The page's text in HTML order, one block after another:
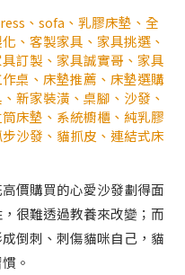
、 sofa 、 乳膠床墊 、 全
、 客製家具 、 家具挑選 、
訂製 、 家具誠實哥 、 家具
桌 、 床墊推薦 、 床墊選購
、 新家裝潢 、 桌腳 、 沙發 、
床墊 、 系統櫥櫃 、 純乳膠
沙發 、 貓抓皮 、 連結式床
價購買的心愛沙發劃得面
很難透過教養來改變；而
倒刺、刺傷貓咪自己，貓
。